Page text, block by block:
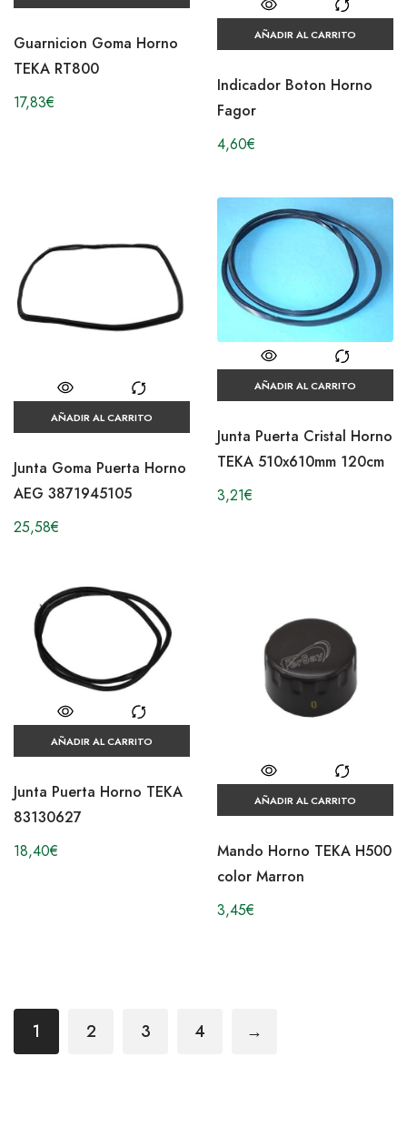
Guarnicion Goma Horno
TEKA RT800
17,83€
AÑADIR AL CARRITO
Indicador Boton Horno
Fagor
4,60€
AÑADIR AL CARRITO
Junta Goma Puerta Horno
AEG 3871945105
25,58€
AÑADIR AL CARRITO
Junta Puerta Cristal Horno
TEKA 510x610mm 120cm
3,21€
AÑADIR AL CARRITO
Junta Puerta Horno TEKA
83130627
18,40€
AÑADIR AL CARRITO
Mando Horno TEKA H500
color Marron
3,45€
1 2 3 4 →